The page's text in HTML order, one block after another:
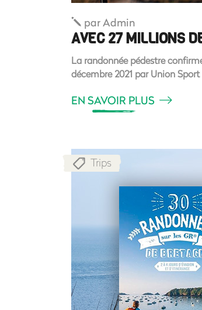
parAdmin
AVEC 27 MILLIONS
La randonnée pédestre
décembre 2021 par Union
EN SAVOIR PLUS
Trips